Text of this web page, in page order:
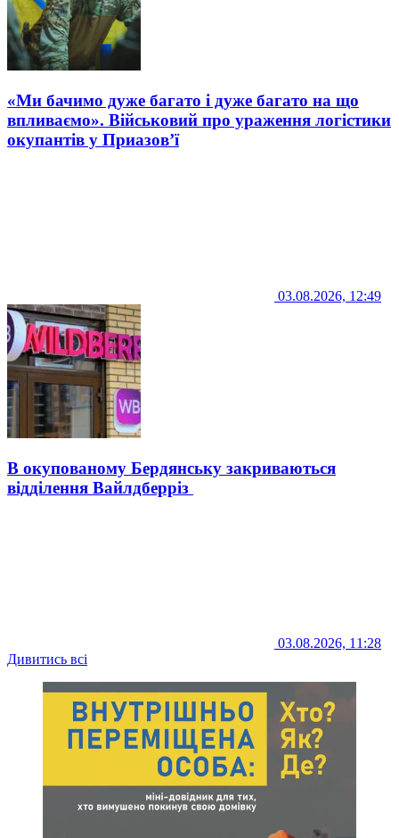
«Ми бачимо дуже багато і дуже багато на що
впливаємо». Військовий про ураження логістики
окупантів у Приазов’ї
03.08.2026, 12:49
В окупованому Бердянську закриваються
відділення Вайлдберріз
03.08.2026, 11:28
Дивитись всі